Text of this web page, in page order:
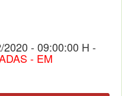
2020 - 09:00:00 H -
- EM